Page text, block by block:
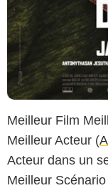
Meilleur Film
Meilleur Acteur (
Acteur dans un
Meilleur